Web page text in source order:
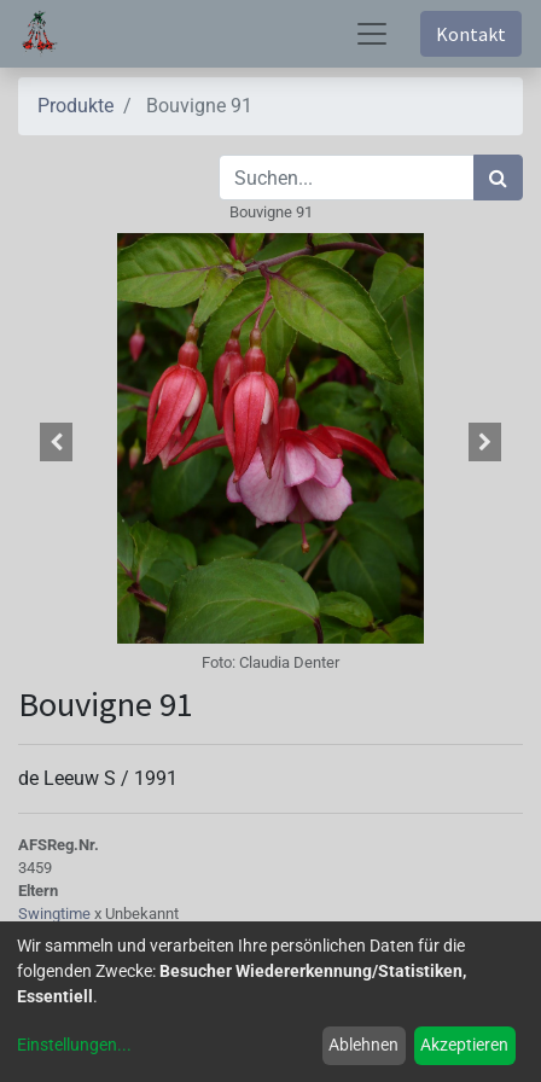
Kontakt
Produkte Bouvigne 91
Bouvigne 91
Foto: Claudia Denter
Bouvigne 91
de Leeuw S / 1991
AFSReg.Nr.
3459
Eltern
Swingtime x Unbekannt
Knospe/Blüte
gefüllt
Wuchs
überhängend bis hängend
Wir sammeln und verarbeiten Ihre persönlichen Daten für die
folgenden Zwecke: Besucher Wiedererkennung/Statistiken,
Essentiell .
Einstellungen... Ablehnen Akzeptieren